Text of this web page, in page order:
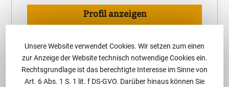
Profil anzeigen
Unsere Website verwendet Cookies. Wir setzen zum einen
zur Anzeige der Website technisch notwendige Cookies ein.
Rechtsgrundlage ist das berechtigte Interesse im Sinne von
Art. 6 Abs. 1 S. 1 lit. f DS-GVO. Darüber hinaus können Sie